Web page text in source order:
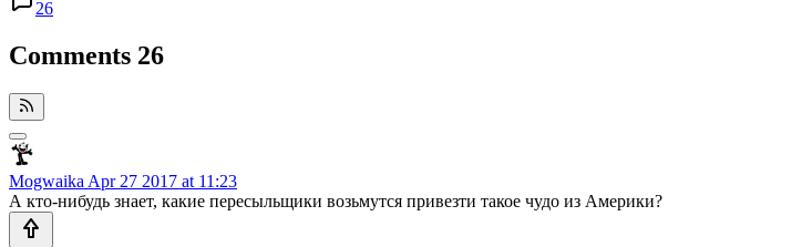
26
Comments 26
Mogwaika Apr 27 2017 at 11:23
А кто-нибудь знает, какие пересыльщики возьмутся привезти такое чудо из Америки?